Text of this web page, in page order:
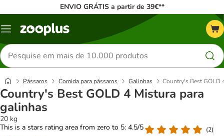
ENVIO GRÁTIS a partir de 39€**
Menu
Pesquisar
produtos
Pássaros Comida para pássaros Galinhas Country's Best GOLD
Country's Best GOLD 4 Mistura para
galinhas
20 kg
This is a stars rating area from zero to 5: 4.5/5
(2)